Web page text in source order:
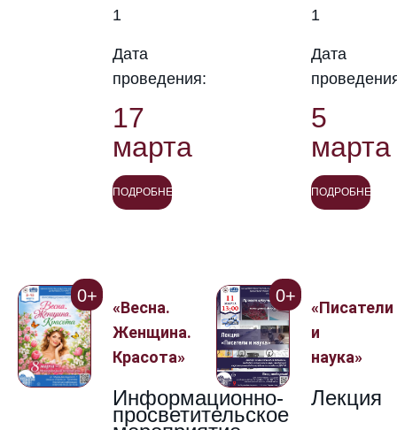
1
Дата
проведения:
17
марта
ПОДРОБНЕЕ
1
Дата
5
марта
ПОДРОБНЕЕ
«Весна.
Женщина.
Красота»
Информационно-
просветительское
0+
«Писатели
и
наука»
Лекция
0+